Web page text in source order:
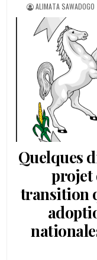
AUTHOR:
ALIMATA SAWADOGO
Quelques
projet
transition